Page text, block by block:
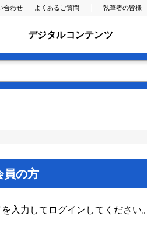
合わせ よくあるご質問 執筆者の皆様
デジタルコンテンツ
員の方
入力してログインしてください。